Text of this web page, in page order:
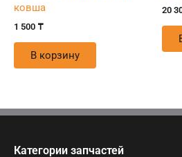
ковша
1 500 ₸
В корзину
20
Категории запчастей